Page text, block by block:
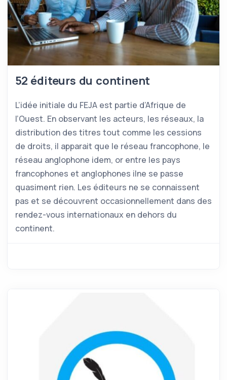
52 éditeurs du continent
L’idée initiale du FEJA est partie d’Afrique de
l’Ouest. En observant les acteurs, les réseaux, la
distribution des titres tout comme les cessions
de droits, il apparait que le réseau francophone, le
réseau anglophone idem, or entre les pays
francophones et anglophones ilne se passe
quasiment rien. Les éditeurs ne se connaissent
pas et se découvrent occasionnellement dans des
rendez-vous internationaux en dehors du
continent.